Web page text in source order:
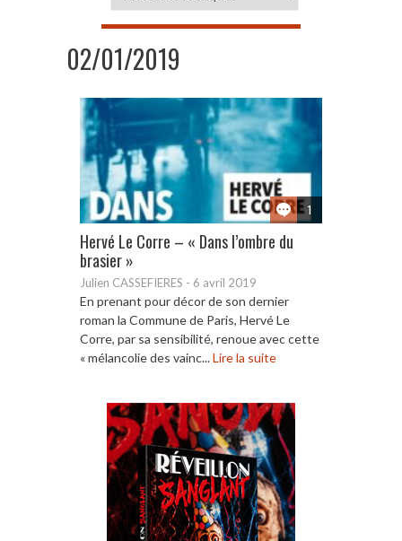
02/01/2019
1
Hervé Le Corre – « Dans l’ombre du
brasier »
Julien CASSEFIERES - 6 avril 2019
En prenant pour décor de son dernier
roman la Commune de Paris, Hervé Le
Corre, par sa sensibilité, renoue avec cette
« mélancolie des vainc...Lire la suite